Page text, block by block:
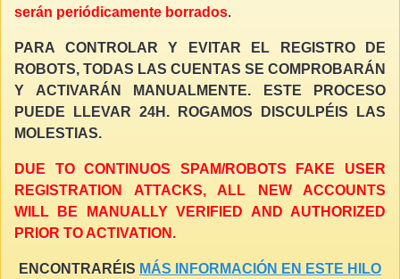
serán periódicamente borrados.
PARA CONTROLAR Y EVITAR EL REGISTRO DE
ROBOTS, TODAS LAS CUENTAS SE COMPROBARÁN
Y ACTIVARÁN MANUALMENTE. ESTE PROCESO
PUEDE LLEVAR 24H. ROGAMOS DISCULPÉIS LAS
MOLESTIAS.
DUE TO CONTINUOS SPAM/ROBOTS FAKE USER
REGISTRATION ATTACKS, ALL NEW ACCOUNTS
WILL BE MANUALLY VERIFIED AND AUTHORIZED
PRIOR TO ACTIVATION.
ENCONTRARÉIS MÁS INFORMACIÓN EN ESTE HILO